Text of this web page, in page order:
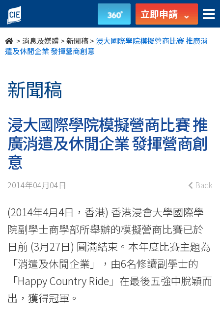
浸
大
國
學
院
模
擬
營
比
賽
推
廣
消
立即申請
>消息及媒體 >新聞稿> 浸大國際學院模擬營商比賽 推廣消
遣及休閒企業 發揮營商創意
新聞稿
浸大國際學院模擬營商比賽 推
廣消遣及休閒企業 發揮營商創
意
2014年04月04日 Back
(2014年4月4日，香港) 香港浸會大學國際學
院副學士商學部所舉辦的模擬營商比賽已於
日前 (3月27日) 圓滿結束。本年度比賽主題為
「消遣及休閒企業」，由6名修讀副學士的
「Happy Country Ride」在最後五強中脫穎而
出，獲得冠軍。